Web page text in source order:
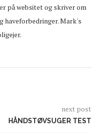
på websitet og skriver om
haveforbedringer. Mark's
next post
HÅNDSTØVSUGER TEST